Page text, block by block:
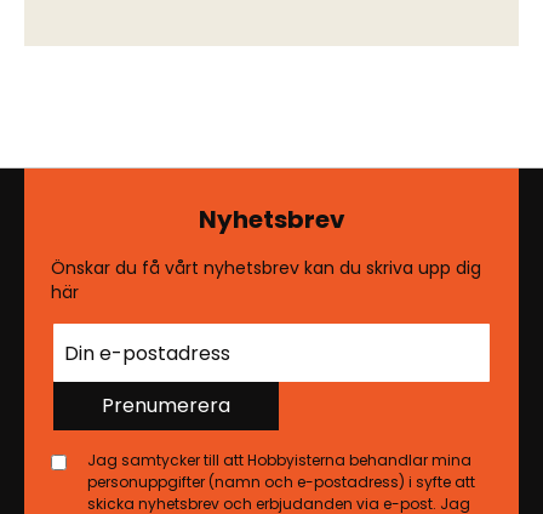
Nyhetsbrev
Önskar du få vårt nyhetsbrev kan du skriva upp dig
här
Prenumerera
Jag samtycker till att Hobbyisterna behandlar mina
personuppgifter (namn och e-postadress) i syfte att
skicka nyhetsbrev och erbjudanden via e-post. Jag